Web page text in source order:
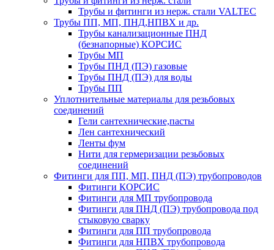
Трубы и фитинги из нерж. стали VALTEC
Трубы ПП, МП, ПНД,НПВХ и др.
Трубы канализационные ПНД
(безнапорные) КОРСИС
Трубы МП
Трубы ПНД (ПЭ) газовые
Трубы ПНД (ПЭ) для воды
Трубы ПП
Уплотнительные материалы для резьбовых
соединений
Гели сантехнические,пасты
Лен сантехнический
Ленты фум
Нити для гермеризации резьбовых
соединений
Фитинги для ПП, МП, ПНД (ПЭ) трубопроводов
Фитинги КОРСИС
Фитинги для МП трубопровода
Фитинги для ПНД (ПЭ) трубопровода под
стыковую сварку
Фитинги для ПП трубопровода
Фитинги для НПВХ трубопровода